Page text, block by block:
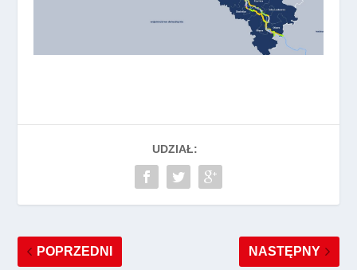
UDZIAŁ:
POPRZEDNI NASTĘPNY